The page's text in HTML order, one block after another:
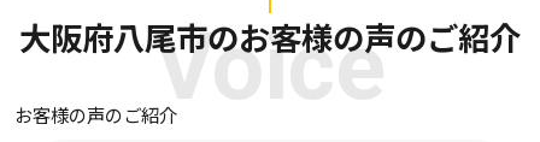
Voice
大阪府八尾市のお客様の声のご紹介
お客様の声のご紹介